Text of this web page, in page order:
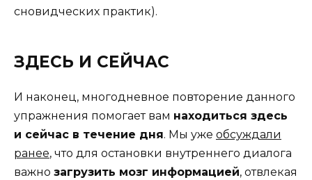
сновидческих практик).
ЗДЕСЬ И СЕЙЧАС
И наконец, многодневное повторение данного
упражнения помогает вам находиться здесь
и сейчас в течение дня. Мы уже обсуждали
ранее, что для остановки внутреннего диалога
важно загрузить мозг информацией, отвлекая